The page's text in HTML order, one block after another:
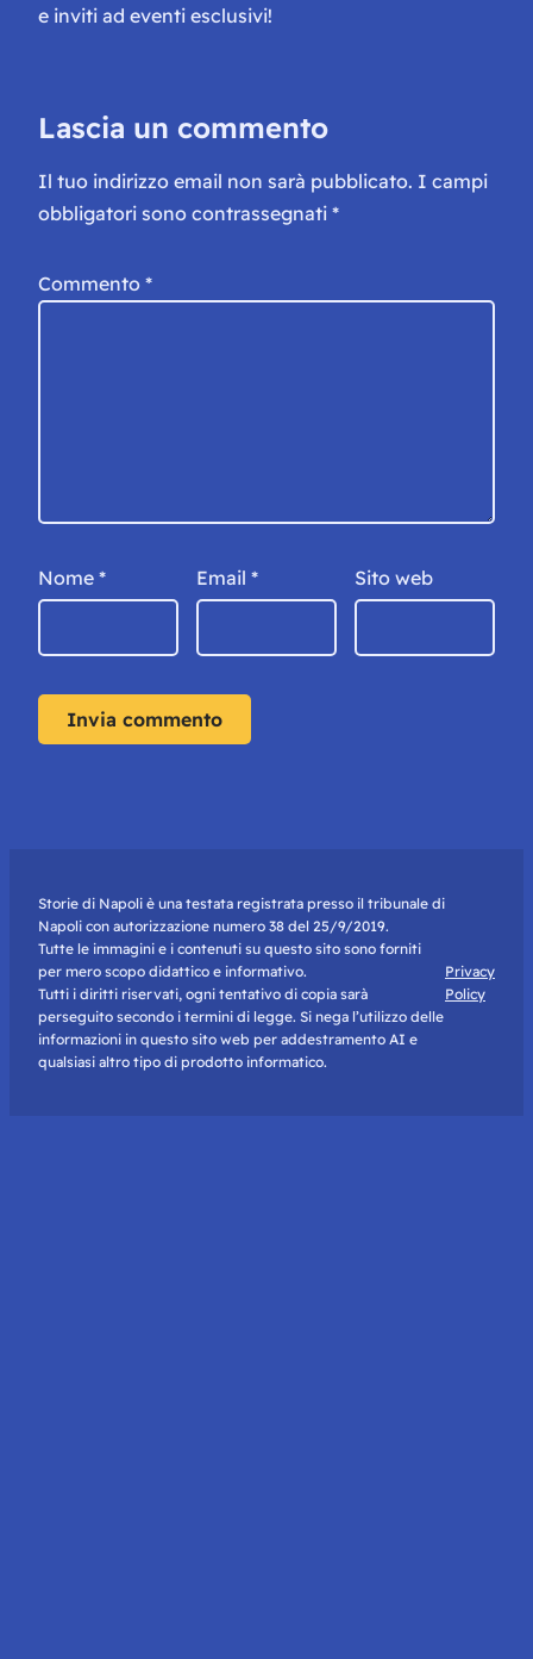
e inviti ad eventi esclusivi!
Lascia un commento
Il tuo indirizzo email non sarà pubblicato. I campi
obbligatori sono contrassegnati *
Commento *
Nome * Email * Sito web
Storie di Napoli è una testata registrata presso il tribunale di
Napoli con autorizzazione numero 38 del 25/9/2019.
Tutte le immagini e i contenuti su questo sito sono forniti
per mero scopo didattico e informativo.
Tutti i diritti riservati, ogni tentativo di copia sarà
perseguito secondo i termini di legge. Si nega l’utilizzo delle
informazioni in questo sito web per addestramento AI e
qualsiasi altro tipo di prodotto informatico.
Privacy
Policy